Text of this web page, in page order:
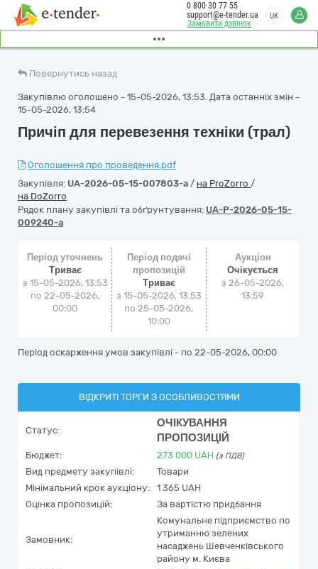
Замовити дзвінок
0 800 30 77 55
support@e-tender.ua
UK
Повернутись назад
Закупівлю оголошено - 15-05-2026, 13:53. Дата останніх змін -
15-05-2026, 13:54
Причіп для перевезення техніки (трал)
Оголошення про проведення.pdf
Закупівля: UA-2026-05-15-007803-a / на ProZorro /
на DoZorro
Рядок плану закупівлі та обґрунтування: UA-P-2026-05-15-
009240-a
Період уточнень
Триває
з 15-05-2026, 13:53
по 22-05-2026,
00:00
Період подачі
пропозицій
Триває
з 15-05-2026, 13:53
по 25-05-2026,
10:00
Аукціон
Очікується
з26-05-2026,
13:59
Період оскарження умов закупівлі - по 22-05-2026, 00:00
ВІДКРИТІ ТОРГИ З ОСОБЛИВОСТЯМИ
Статус:
ОЧІКУВАННЯ
ПРОПОЗИЦІЙ
Бюджет: 273 000 UAH (з ПДВ)
Вид предмету закупівлі:
Товари
Мінімальний крок аукціону:
1 365 UAH
Оцінка пропозицій:
За вартістю придбання
Замовник:
Комунальне підприємство по
утриманню зелених
насаджень Шевченківського
району м. Києва